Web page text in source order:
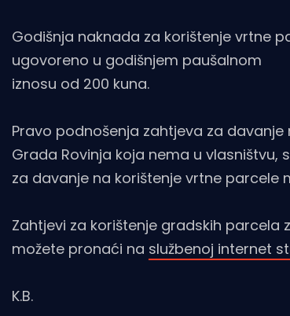
Godišnja naknada za korištenje vrtne
ugovoreno u godišnjem paušalnom
iznosu od 200 kuna.
Pravo podnošenja zahtjeva za
Grada Rovinja koja nema u vlasništvu,
za davanje na korištenje vrtne parcele
Zahtjevi za korištenje gradskih parcela
možete pronaći na službenoj internet
K.B.